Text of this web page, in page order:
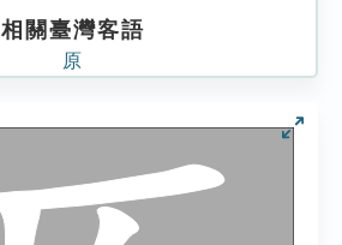
相關臺灣客語
原